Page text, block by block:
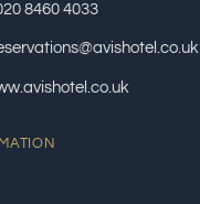
8460 4033